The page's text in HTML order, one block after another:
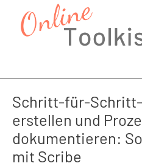
Inhalt
springen
Schritt-für-
erstellen und
dokumentieren:
mit Scribe